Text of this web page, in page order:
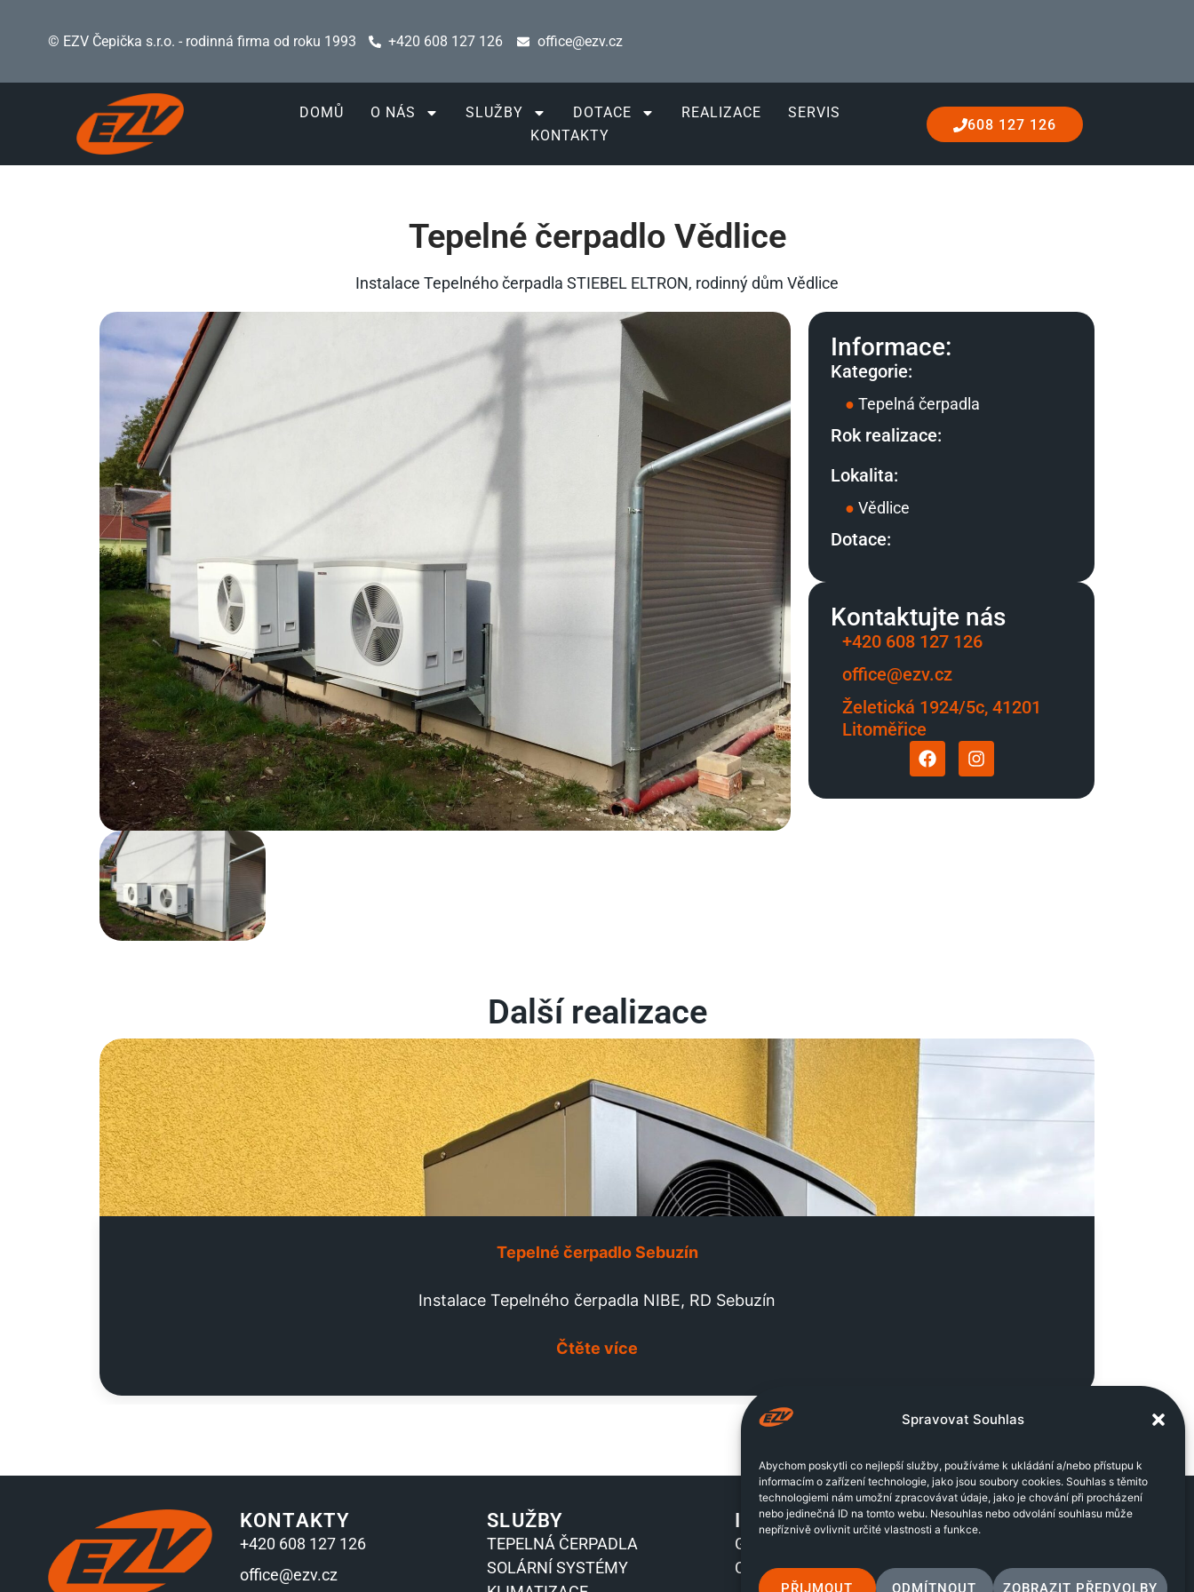
Spravovat Souhlas
Abychom poskytli co nejlepší služby, používáme k ukládání a/nebo přístupu k
informacím o zařízení technologie, jako jsou soubory cookies. Souhlas s těmito
technologiemi nám umožní zpracovávat údaje, jako je chování při procházení
nebo jedinečná ID na tomto webu. Nesouhlas nebo odvolání souhlasu může
nepříznivě ovlivnit určité vlastnosti a funkce.
PŘIJMOUT ODMÍTNOUT ZOBRAZIT PŘEDVOLBY
© EZV Čepička s.r.o. - rodinná firma od roku 1993 +420 608 127 126 office@ezv.cz
DOMŮ O NÁS SLUŽBY DOTACE REALIZACE
SERVIS
KONTAKTY
608 127 126
Tepelné čerpadlo Vědlice
Instalace Tepelného čerpadla STIEBEL ELTRON, rodinný dům Vědlice
Informace:
Kategorie:
● Tepelná čerpadla
Rok realizace:
Lokalita:
● Vědlice
Dotace:
Kontaktujte nás
+420 608 127 126
office@ezv.cz
Želetická 1924/5c, 41201
Litoměřice
Tepelné čerpadlo Sebuzín
Instalace Tepelného čerpadla NIBE, RD Sebuzín
Čtěte více
Další realizace
KONTAKTY
+420 608 127 126
office@ezv.cz
SLUŽBY
TEPELNÁ ČERPADLA
SOLÁRNÍ SYSTÉMY
INFORMACE
GDPR
COOKIES
SOCIÁLNÍ SÍTĚ